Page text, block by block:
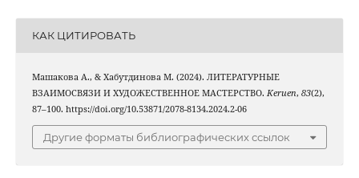
КАК ЦИТИРОВАТЬ
Машакова A., & Хабутдинова M. (2024). ЛИТЕРАТУРНЫЕ
ВЗАИМОСВЯЗИ И ХУДОЖЕСТВЕННОЕ МАСТЕРСТВО. Keruen, 83(2),
87–100. https://doi.org/10.53871/2078-8134.2024.2-06
Другие форматы библиографических ссылок